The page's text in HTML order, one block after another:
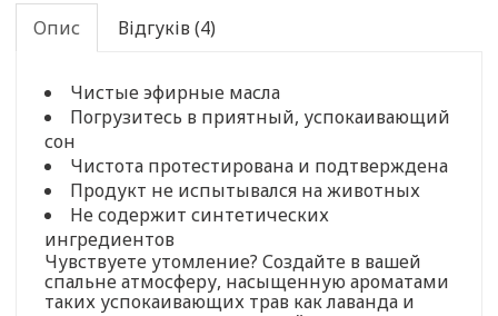
Опис Відгуків (4)
Чистые эфирные масла
Погрузитесь в приятный, успокаивающий
сон
Чистота протестирована и подтверждена
Продукт не испытывался на животных
Не содержит синтетических
ингредиентов
Чувствуете утомление? Создайте в вашей
спальне атмосферу, насыщенную ароматами
таких успокаивающих трав как лаванда и